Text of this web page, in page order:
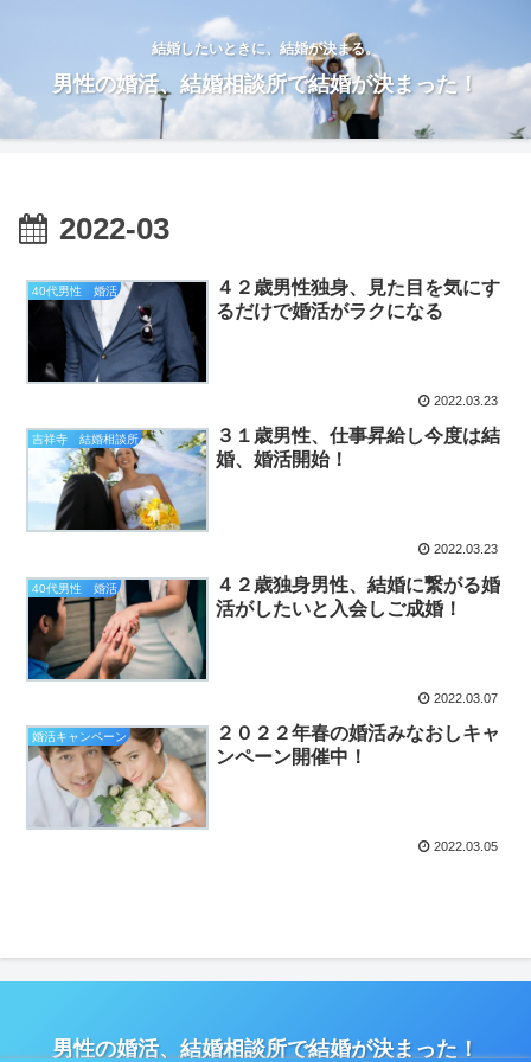
結婚したいときに、結婚が決まる。
男性の婚活、結婚相談所で結婚が決まった！
2022-03
40代男性 婚活
４２歳男性独身、見た目を気にす
るだけで婚活がラクになる
2022.03.23
吉祥寺 結婚相談所
３１歳男性、仕事昇給し今度は結
婚、婚活開始！
2022.03.23
40代男性 婚活
４２歳独身男性、結婚に繋がる婚
活がしたいと入会しご成婚！
2022.03.07
婚活キャンペーン
２０２２年春の婚活みなおしキャ
ンペーン開催中！
2022.03.05
男性の婚活、結婚相談所で結婚が決まった！